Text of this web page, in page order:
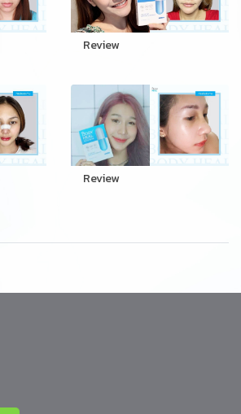
Review
Review